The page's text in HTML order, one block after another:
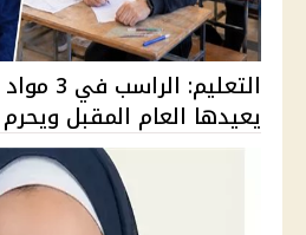
التعليم:
يعيدها العام المقبل